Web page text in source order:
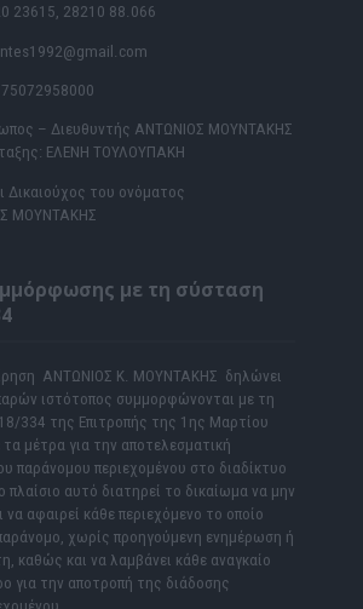
23615, 28210 88.066
– Διευθυντής ΑΝΤΩΝΙΟΣ ΜΟΥΝΤΑΚΗΣ
ΕΛΕΝΗ ΤΟΥΛΟΥΠΑΚΗ
Δικαιούχος του ονόματος
ΜΟΥΝΤΑΚΗΣ
με τη σύσταση
ΑΝΤΩΝΙΟΣ Κ. ΜΟΥΝΤΑΚΗΣ δηλώνει
παρών ιστότοπος συμμορφώνονται με τη
334 της Επιτροπής της 1ης Μαρτίου
μέτρα για την αποτελεσματική
παράνομου περιεχομένου στο διαδίκτυο
πλαίσιο αυτό διατηρεί το δικαίωμα να μην
να αφαιρεί κάθε περιεχόμενο το οποίο
παράνομο, χωρίς προηγούμενη ενημέρωση ή
καθώς και να λαμβάνει κάθε αναγκαίο
για την αποτροπή της διάδοσης